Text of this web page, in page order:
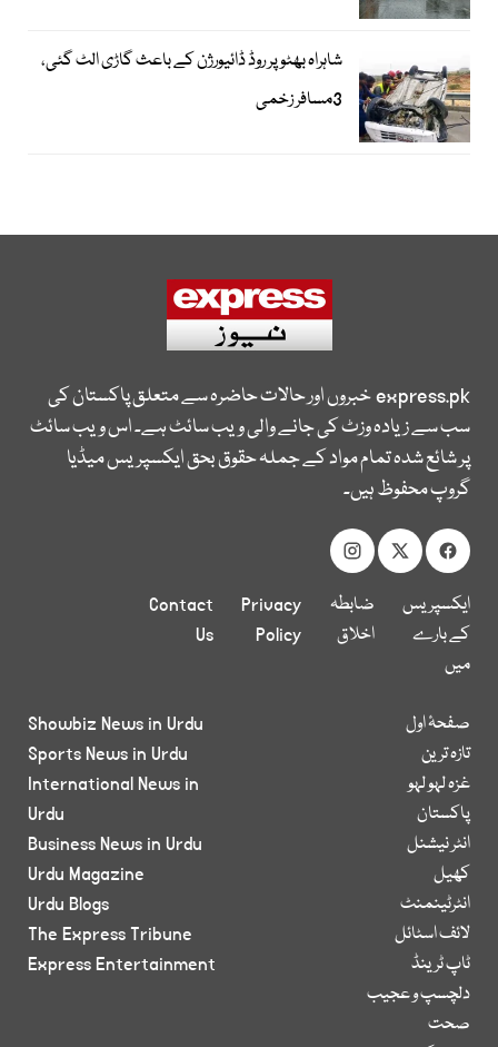
شاہراہ بھٹو پر روڈ ڈائیورژن کے باعث گاڑی الٹ گئی،
3مسافر زخمی
express.pkخبروں اور حالات حاضرہ سے متعلق پاکستان کی
سب سے زیادہ وزٹ کی جانے والی ویب سائٹ ہے۔ اس ویب سائٹ
پر شائع شدہ تمام مواد کے جملہ حقوق بحق ایکسپریس میڈیا
گروپ محفوظ ہیں۔
ایکسپریس
کے بارے
میں
ضابطہ
اخلاق
Privacy
Policy
Contact
Us
صفحۂ اول
تازہ ترین
غزہ لہو لہو
پاکستان
انٹر نیشنل
کھیل
انٹرٹینمنٹ
لائف اسٹائل
ٹاپ ٹرینڈ
دلچسپ و عجیب
صحت
Showbiz News in Urdu
Sports News in Urdu
International News in
Urdu
Business News in Urdu
Urdu Magazine
Urdu Blogs
The Express Tribune
Express Entertainment